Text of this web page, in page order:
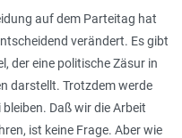
auf dem Parteitag hat
verändert. Es gibt
der eine politische Zäsur in
darstellt. Trotzdem werde
Daß wir die Arbeit
ist keine Frage. Aber wie